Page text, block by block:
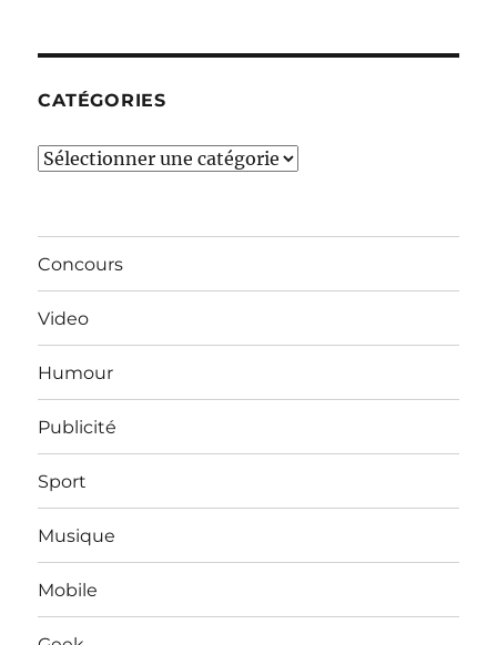
CATÉGORIES
Catégories
Concours
Video
Humour
Publicité
Sport
Musique
Mobile